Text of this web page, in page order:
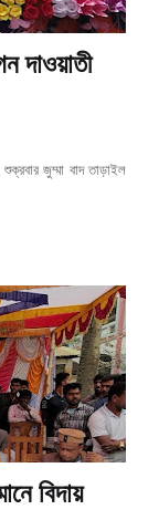
দাওয়াতী
জুম্মা বাদ তাড়াইল
বিদায়